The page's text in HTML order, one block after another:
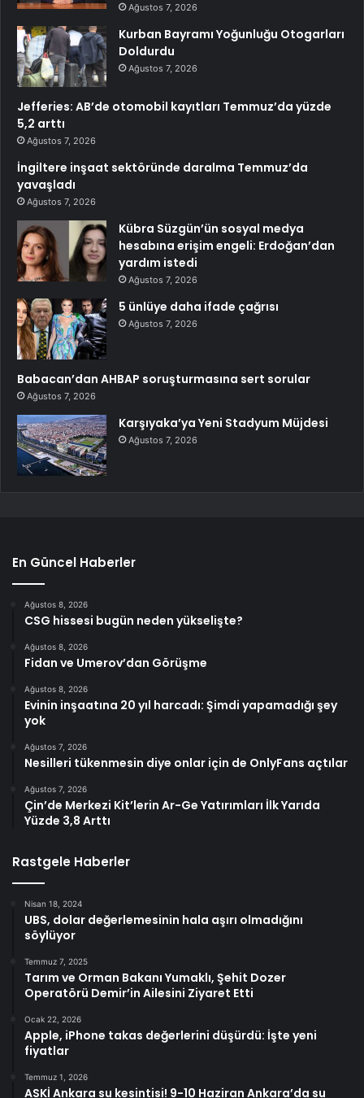
Ağustos 7, 2026
Kurban Bayramı Yoğunluğu Otogarları
Doldurdu
Ağustos 7, 2026
Jefferies: AB’de otomobil kayıtları Temmuz’da yüzde
5,2 arttı
Ağustos 7, 2026
İngiltere inşaat sektöründe daralma Temmuz’da
yavaşladı
Ağustos 7, 2026
Kübra Süzgün’ün sosyal medya
hesabına erişim engeli: Erdoğan’dan
yardım istedi
Ağustos 7, 2026
5 ünlüye daha ifade çağrısı
Ağustos 7, 2026
Babacan’dan AHBAP soruşturmasına sert sorular
Ağustos 7, 2026
Karşıyaka’ya Yeni Stadyum Müjdesi
Ağustos 7, 2026
En Güncel Haberler
Ağustos 8, 2026
CSG hissesi bugün neden yükselişte?
Ağustos 8, 2026
Fidan ve Umerov’dan Görüşme
Ağustos 8, 2026
Evinin inşaatına 20 yıl harcadı: Şimdi yapamadığı şey
yok
Ağustos 7, 2026
Nesilleri tükenmesin diye onlar için de OnlyFans açtılar
Ağustos 7, 2026
Çin’de Merkezi Kit’lerin Ar-Ge Yatırımları İlk Yarıda
Yüzde 3,8 Arttı
Rastgele Haberler
Nisan 18, 2024
UBS, dolar değerlemesinin hala aşırı olmadığını
söylüyor
Temmuz 7, 2025
Tarım ve Orman Bakanı Yumaklı, Şehit Dozer
Operatörü Demir’in Ailesini Ziyaret Etti
Ocak 22, 2026
Apple, iPhone takas değerlerini düşürdü: İşte yeni
fiyatlar
Temmuz 1, 2026
ASKİ Ankara su kesintisi! 9-10 Haziran Ankara’da su